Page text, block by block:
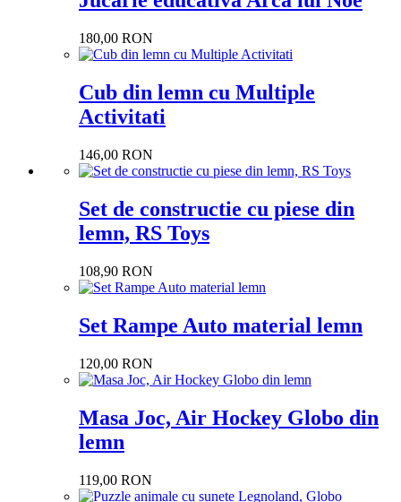
180,00 RON
Cub din lemn cu Multiple
Activitati
146,00 RON
Set de constructie cu piese din
lemn, RS Toys
108,90 RON
Set Rampe Auto material lemn
120,00 RON
Masa Joc, Air Hockey Globo din
lemn
119,00 RON